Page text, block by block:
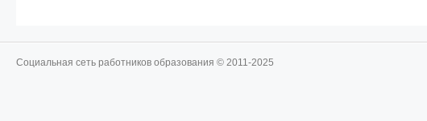
Социальная сеть работников образования © 2011-2025